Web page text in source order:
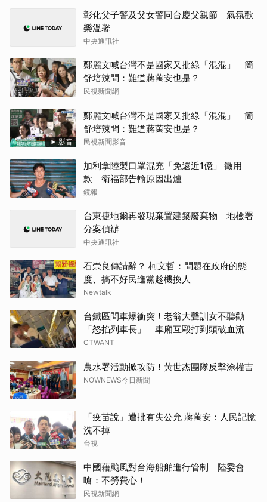
彰化父子警及父女警同台慶父親節 氣氛歡
樂溫馨
中央通訊社
鄭麗文喊台灣不是國家又批綠「混混」 簡
舒培辣問：難道蔣萬安也是？
民視新聞網
影音
鄭麗文喊台灣不是國家又批綠「混混」 簡
舒培辣問：難道蔣萬安也是？
民視新聞影音
加利拿陸製口罩混充「免還近1億」 徵用
款 衛福部告輸原因出爐
鏡報
台東捷地爾再發現棄置建築廢棄物 地檢署
分案偵辦
中央通訊社
石崇良傳請辭？ 柯文哲：問題在政府的態
度、搞不好民進黨趁機換人
Newtalk
台鐵區間車爆衝突！老翁大聲訓女不聽勸
「怒掐列車長」 車廂互毆打到頭破血流
CTWANT
農水署活動掀攻防！黃世杰團隊反擊涂權吉
NOWNEWS今日新聞
「疫苗說」遭批有失公允 蔣萬安：人民記憶
洗不掉
台視
中國藉颱風對台海船舶進行管制 陸委會
嗆：不勞費心！
民視新聞網